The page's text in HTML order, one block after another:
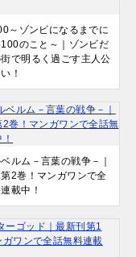
～ゾンビになるまでに
100のこと～｜ゾンビだ
で明るく過ごす主人公
！
ルム－言葉の戦争－｜
2巻！マンガワンで全
載中！